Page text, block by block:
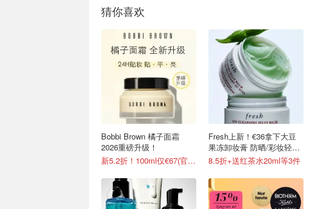
猜你喜欢
Bobbi Brown 橘子面霜
2026重磅升级！
新5.2折！100ml仅€67(官€127)
Fresh上新！€36拿下大豆
果冻卸妆膏 防晒/彩妆轻松
卸
8.5折+送红茶水20ml等3件